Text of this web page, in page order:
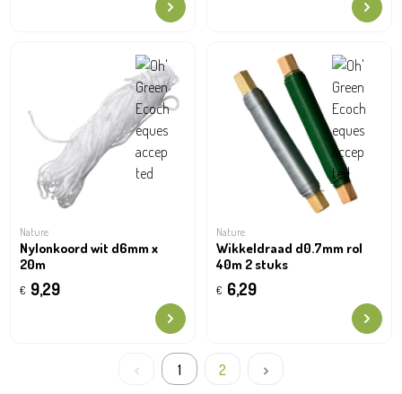
Nature
Nylonkoord wit d6mm x
20m
€ 9,29
Nature
Wikkeldraad d0.7mm rol
40m 2 stuks
€ 6,29
1 2